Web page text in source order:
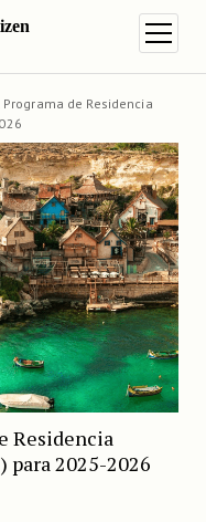
abrir
de Residencia
Residencia
para 2025-2026